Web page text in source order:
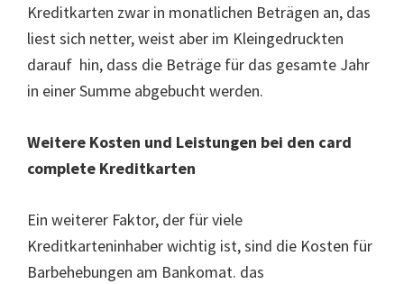
Kreditkarten zwar in monatlichen Beträgen an, das
liest sich netter, weist aber im Kleingedruckten
darauf hin, dass die Beträge für das gesamte Jahr
in einer Summe abgebucht werden.
Weitere Kosten und Leistungen bei den card
complete Kreditkarten
Ein weiterer Faktor, der für viele
Kreditkarteninhaber wichtig ist, sind die Kosten für
Barbehebungen am Bankomat. das